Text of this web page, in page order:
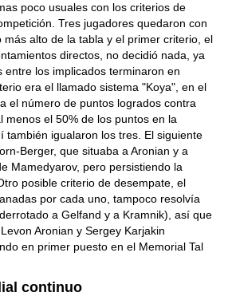
poco usuales con los criterios de
Tres jugadores quedaron con
más alto de la tabla y el primer criterio, el
directos, no decidió nada, ya
entre los implicados terminaron en
era el llamado sistema "Koya", en el
el número de puntos logrados contra
menos el 50% de los puntos en la
también igualaron los tres. El siguiente
Berger, que situaba a Aronian y a
Mamedyarov, pero persistiendo la
posible criterio de desempate, el
por cada uno, tampoco resolvía
a Gelfand y a Kramnik), así que
Aronian y Sergey Karjakin
en primer puesto en el Memorial Tal
continuo